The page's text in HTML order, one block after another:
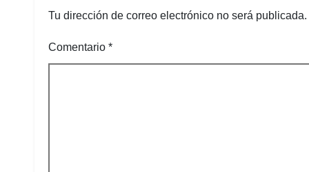
Tu dirección de correo electrónico no será publicada.
Comentario *